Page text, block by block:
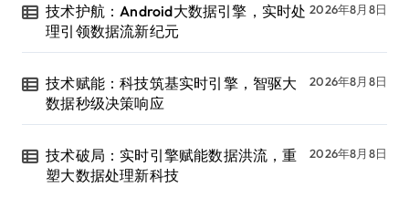
技术护航：Android大数据引擎，实时处
理引领数据流新纪元
2026年8月8日
技术赋能：科技筑基实时引擎，智驱大
数据秒级决策响应
2026年8月8日
技术破局：实时引擎赋能数据洪流，重
塑大数据处理新科技
2026年8月8日